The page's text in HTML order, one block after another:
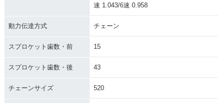
速 1.043/6速 0.958
動力伝達方式 チェーン
スプロケット歯数・前 15
スプロケット歯数・後 43
チェーンサイズ 520